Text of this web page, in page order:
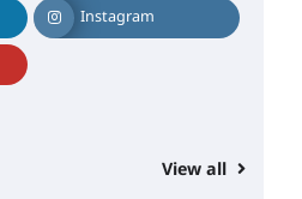
Instagram
View all